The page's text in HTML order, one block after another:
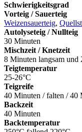
Schwierigkeitsgrad
Vorteig / Sauerteig
Weizensauerteig,
Autolyseteig / Nullteig
30 Minuten
Mischzeit / Knetzeit
8 Minuten langsam und
Teigtemperatur
25-26°C
Teigreife
40 Minuten / falten / 40
Backzeit
40 Minuten
Backtemperatur